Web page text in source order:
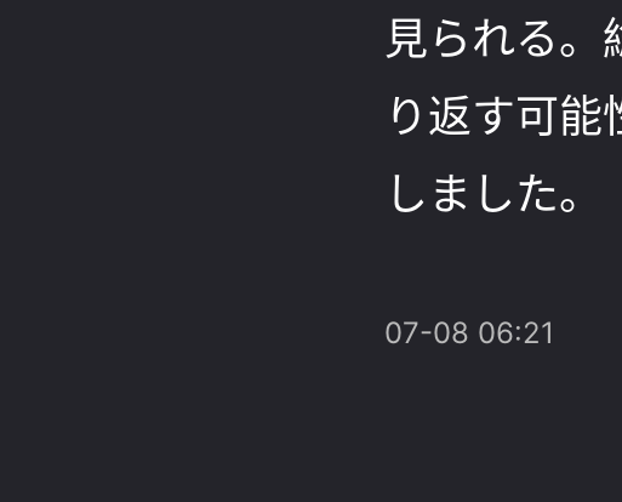
見られる。
り返す可
しました。
07-08 06:21